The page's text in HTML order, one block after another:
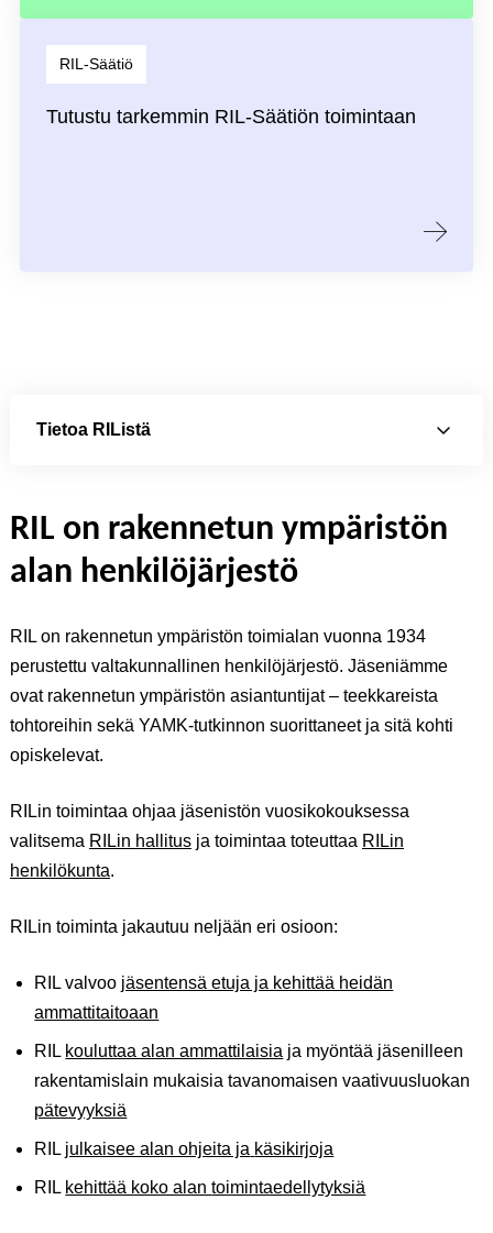
RIL-Säätiö
Tutustu tarkemmin RIL-Säätiön toimintaan
RIL on rakennetun ympäristön
alan henkilöjärjestö
RIL on rakennetun ympäristön toimialan vuonna 1934
perustettu valtakunnallinen henkilöjärjestö. Jäseniämme
ovat rakennetun ympäristön asiantuntijat – teekkareista
tohtoreihin sekä YAMK-tutkinnon suorittaneet ja sitä kohti
opiskelevat.
RILin toimintaa ohjaa jäsenistön vuosikokouksessa
valitsema RILin hallitus ja toimintaa toteuttaa RILin
henkilökunta.
RILin toiminta jakautuu neljään eri osioon:
RIL valvoo jäsentensä etuja ja kehittää heidän
ammattitaitoaan
RIL kouluttaa alan ammattilaisia ja myöntää jäsenilleen
rakentamislain mukaisia tavanomaisen vaativuusluokan
pätevyyksiä
RIL julkaisee alan ohjeita ja käsikirjoja
RIL kehittää koko alantoimintaedellytyksiä
Tietoa RIListä